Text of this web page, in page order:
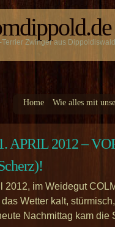
Zwinger aus
Home Wie alles mit
APRIL 2012 –
2012, im Weidegut
Wetter kalt,
Nachmittag kam die